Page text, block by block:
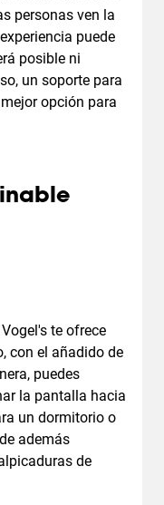
personas ven la
puede
posible ni
un soporte para
opción para
te ofrece
con el añadido de
puedes
la pantalla hacia
un dormitorio o
además
de